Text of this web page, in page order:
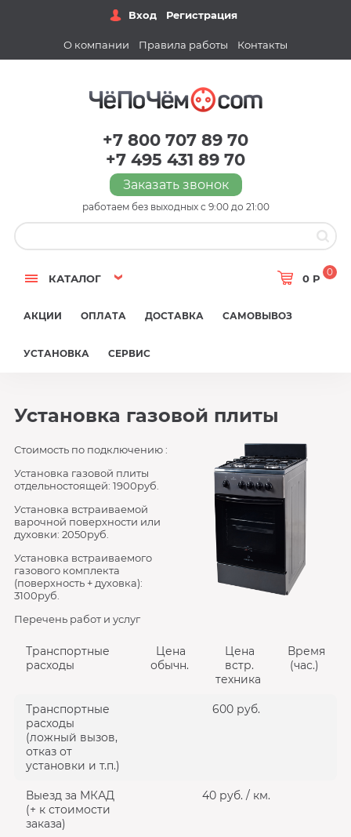
Вход Регистрация
О компании Правила работы Контакты
+7 800 707 89 70
+7 495 431 89 70
Заказать звонок
работаем без выходных с 9:00 до 21:00
КАТАЛОГ 0 Р
0
АКЦИИ ОПЛАТА ДОСТАВКА САМОВЫВОЗ
УСТАНОВКА СЕРВИС
Установка газовой плиты
Стоимость по подключению :
Установка газовой плиты
отдельностоящей: 1900руб.
Установка встраиваемой
варочной поверхности или
духовки: 2050руб.
Установка встраиваемого
газового комплекта
(поверхность + духовка):
3100руб.
Перечень работ и услуг
Транспортные
расходы
Цена
обычн.
Цена
встр.
техника
Время
(час.)
Транспортные
расходы
(ложный вызов,
отказ от
установки и т.п.)
600 руб.
Выезд за МКАД
(+ к стоимости
заказа)
40 руб. / км.